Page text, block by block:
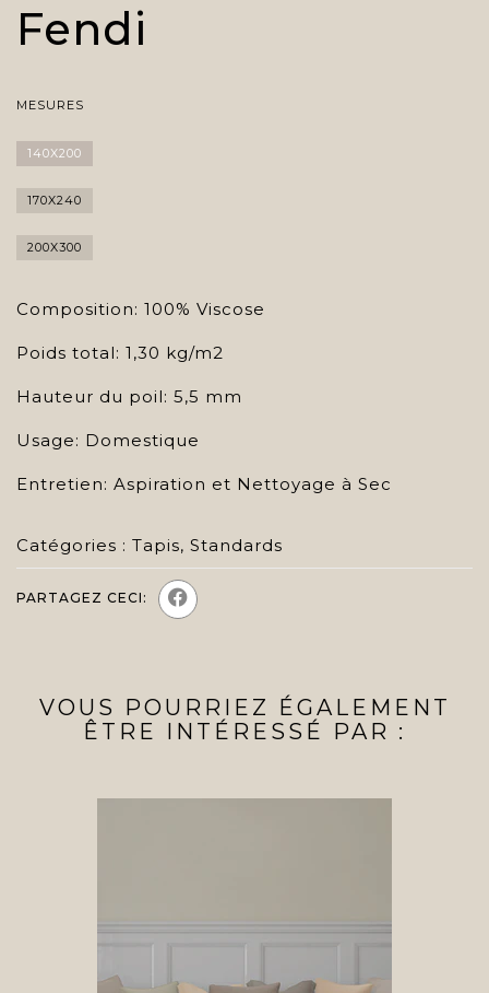
Fendi
MESURES
140X200
170X240
200X300
Composition: 100% Viscose
Poids total: 1,30 kg/m2
Hauteur du poil: 5,5 mm
Usage: Domestique
Entretien: Aspiration et Nettoyage à Sec
Catégories : Tapis, Standards
PARTAGEZ CECI:
VOUS POURRIEZ ÉGALEMENT
ÊTRE INTÉRESSÉ PAR :